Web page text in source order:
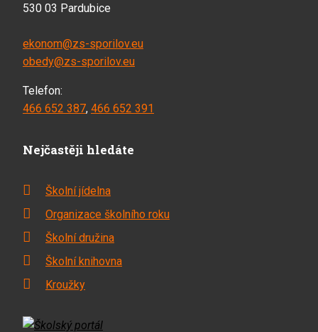
530 03 Pardubice
ekonom@zs-sporilov.eu
obedy@zs-sporilov.eu
Telefon:
466 652 387, 466 652 391
Nejčastěji hledáte
Školní jídelna
Organizace školního roku
Školní družina
Školní knihovna
Kroužky